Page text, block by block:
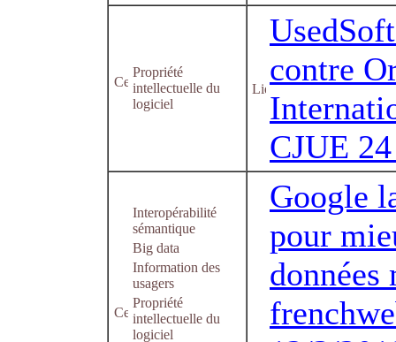
Propriété
intellectuelle du
logiciel
contre
CJUE
Interopérabilité
sémantique
Big data
Information des
usagers
Propriété
intellectuelle du
logiciel
Google
pour
données